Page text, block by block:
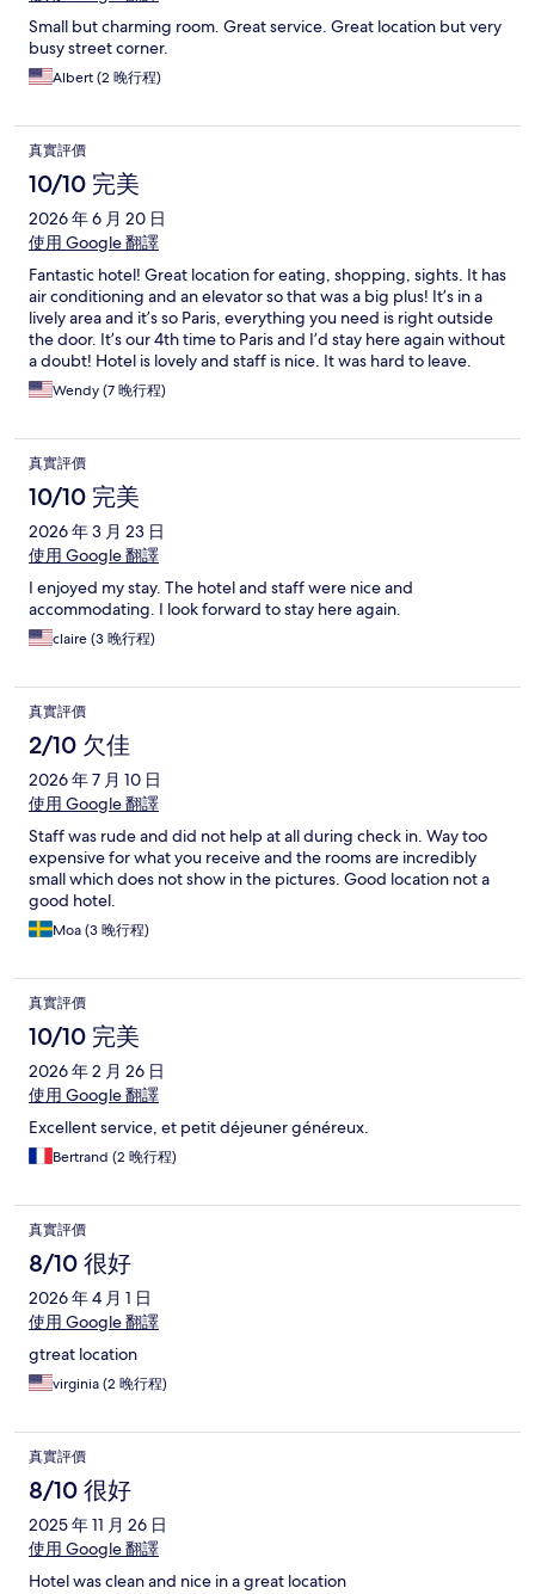
Small but charming room. Great service. Great location but very
busy street corner.
Albert (2 晚行程)
真實評價
10/10 完美
2026 年 6 月 20 日
使用 Google 翻譯
Fantastic hotel! Great location for eating, shopping, sights. It has
air conditioning and an elevator so that was a big plus! It’s in a
lively area and it’s so Paris, everything you need is right outside
the door. It’s our 4th time to Paris and I’d stay here again without
a doubt! Hotel is lovely and staff is nice. It was hard to leave.
Wendy (7 晚行程)
真實評價
10/10 完美
2026 年 3 月 23 日
使用 Google 翻譯
I enjoyed my stay. The hotel and staff were nice and
accommodating. I look forward to stay here again.
claire (3 晚行程)
真實評價
2/10 欠佳
2026 年 7 月 10 日
使用 Google 翻譯
Staff was rude and did not help at all during check in. Way too
expensive for what you receive and the rooms are incredibly
small which does not show in the pictures. Good location not a
good hotel.
Moa (3 晚行程)
真實評價
10/10 完美
2026 年 2 月 26 日
使用 Google 翻譯
Excellent service, et petit déjeuner généreux.
Bertrand (2 晚行程)
真實評價
8/10 很好
2026 年 4 月 1 日
使用 Google 翻譯
gtreat location
virginia (2 晚行程)
真實評價
8/10 很好
2025 年 11 月 26 日
使用 Google 翻譯
Hotel was clean and nice in a great location